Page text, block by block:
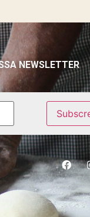
NEWSLETTER